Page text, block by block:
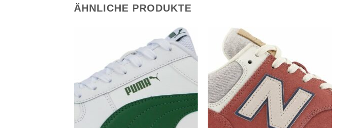
ÄHNLICHE PRODUKTE
Add to
wishlist